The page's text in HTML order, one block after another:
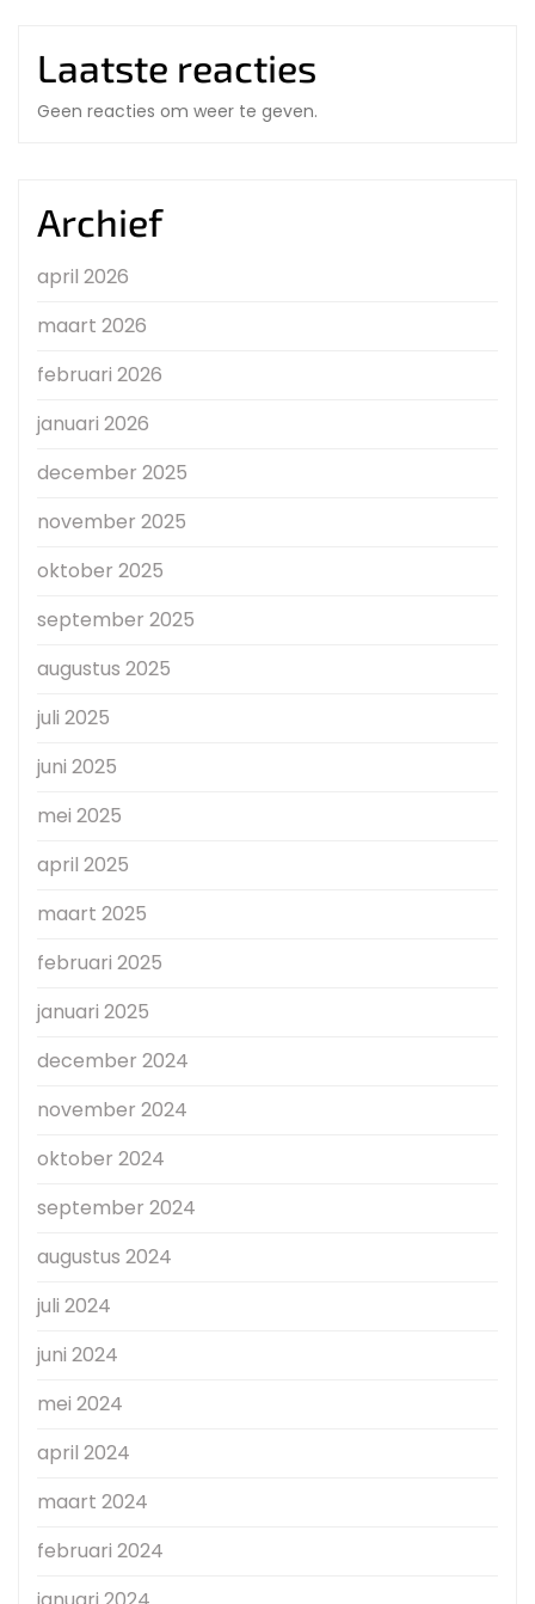
Laatste reacties
Geen reacties om weer te geven.
Archief
april 2026
maart 2026
februari 2026
januari 2026
december 2025
november 2025
oktober 2025
september 2025
augustus 2025
juli 2025
juni 2025
mei 2025
april 2025
maart 2025
februari 2025
januari 2025
december 2024
november 2024
oktober 2024
september 2024
augustus 2024
juli 2024
juni 2024
mei 2024
april 2024
maart 2024
februari 2024